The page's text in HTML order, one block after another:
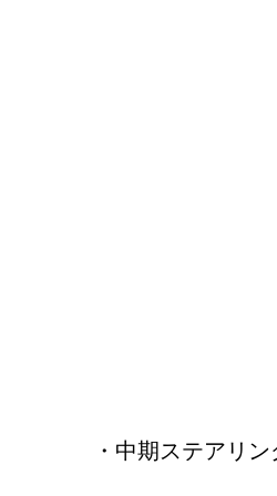
・中期ステアリン